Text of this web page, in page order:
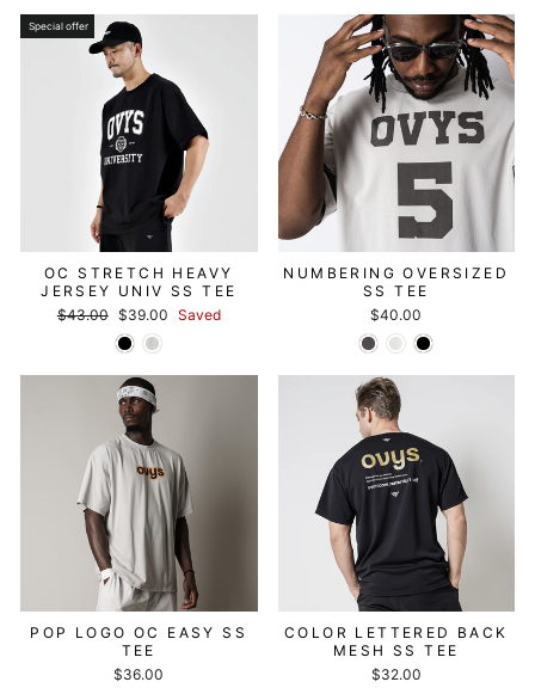
格
格
Special offer
OC STRETCH HEAVY
JERSEY UNIV SS TEE
Regular
$43.00
セ
ー
ル
格
$39.00 Saved
NUMBERING OVERSIZED
SS TEE
$40.00
POP LOGO OC EASY SS
TEE
$36.00
COLOR LETTERED BACK
MESH SS TEE
$32.00